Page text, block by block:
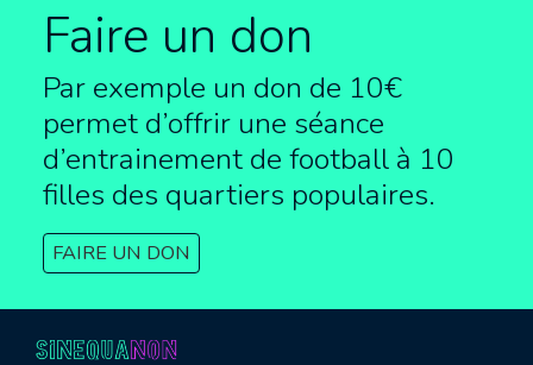
Faire un don
Par exemple un don de 10€
permet d’offrir une séance
d’entrainement de football à 10
filles des quartiers populaires.
FAIRE UN DON